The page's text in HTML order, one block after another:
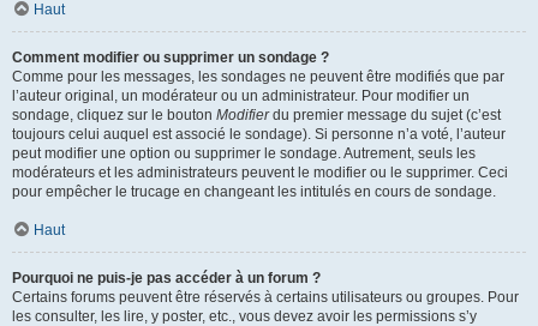
Haut
Comment modifier ou supprimer un sondage ?
Comme pour les messages, les sondages ne peuvent être modifiés que par
l’auteur original, un modérateur ou un administrateur. Pour modifier un
sondage, cliquez sur le bouton Modifierdu premier message du sujet (c’est
toujours celui auquel est associé le sondage). Si personne n’a voté, l’auteur
peut modifier une option ou supprimer le sondage. Autrement, seuls les
modérateurs et les administrateurs peuvent le modifier ou le supprimer. Ceci
pour empêcher le trucage en changeant les intitulés en cours de sondage.
Haut
Pourquoi ne puis-je pas accéder à un forum ?
Certains forums peuvent être réservés à certains utilisateurs ou groupes. Pour
les consulter, les lire, y poster, etc., vous devez avoir les permissions s’y